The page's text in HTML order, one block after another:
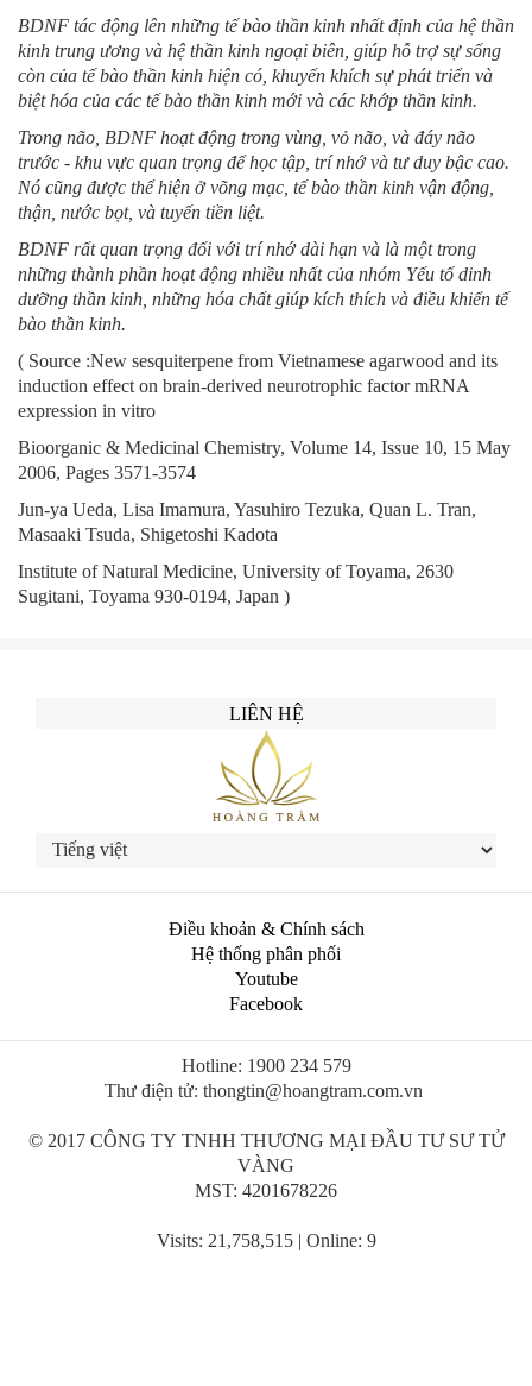
BDNF tác động lên những tế bào thần kinh nhất định của hệ thần
kinh trung ương và hệ thần kinh ngoại biên, giúp hỗ trợ sự sống
còn của tế bào thần kinh hiện có, khuyến khích sự phát triển và
biệt hóa của các tế bào thần kinh mới và các khớp thần kinh.
Trong não, BDNF hoạt động trong vùng, vỏ não, và đáy não
trước - khu vực quan trọng để học tập, trí nhớ và tư duy bậc cao.
Nó cũng được thể hiện ở võng mạc, tế bào thần kinh vận động,
thận, nước bọt, và tuyến tiền liệt.
BDNF rất quan trọng đối với trí nhớ dài hạn và là một trong
những thành phần hoạt động nhiều nhất của nhóm Yếu tố dinh
dưỡng thần kinh, những hóa chất giúp kích thích và điều khiển tế
bào thần kinh.
( Source :New sesquiterpene from Vietnamese agarwood and its
induction effect on brain-derived neurotrophic factor mRNA
expression in vitro
Bioorganic & Medicinal Chemistry, Volume 14, Issue 10, 15 May
2006, Pages 3571-3574
Jun-ya Ueda, Lisa Imamura, Yasuhiro Tezuka, Quan L. Tran,
Masaaki Tsuda, Shigetoshi Kadota
Institute of Natural Medicine, University of Toyama, 2630
Sugitani, Toyama 930-0194, Japan )
LIÊN HỆ
Điều khoản & Chính sách
Hệ thống phân phối
Youtube
Facebook
Hotline: 1900 234 579
Thư điện tử: thongtin@hoangtram.com.vn
© 2017 CÔNG TY TNHH THƯƠNG MẠI ĐẦU TƯ SƯ TỬ
VÀNG
MST: 4201678226
Visits: 21,758,515 | Online: 9